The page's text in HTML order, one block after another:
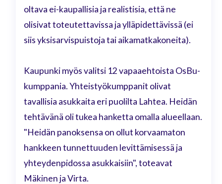
oltava ei-kaupallisia ja realistisia, että ne
olisivat toteutettavissa ja ylläpidettävissä (ei
siis yksisarvispuistoja tai aikamatkakoneita).
Kaupunki myös valitsi 12 vapaaehtoista OsBu-
kumppania. Yhteistyökumppanit olivat
tavallisia asukkaita eri puolilta Lahtea. Heidän
tehtävänä oli tukea hanketta omalla alueellaan.
"Heidän panoksensa on ollut korvaamaton
hankkeen tunnettuuden levittämisessä ja
yhteydenpidossa asukkaisiin", toteavat
Mäkinen ja Virta.